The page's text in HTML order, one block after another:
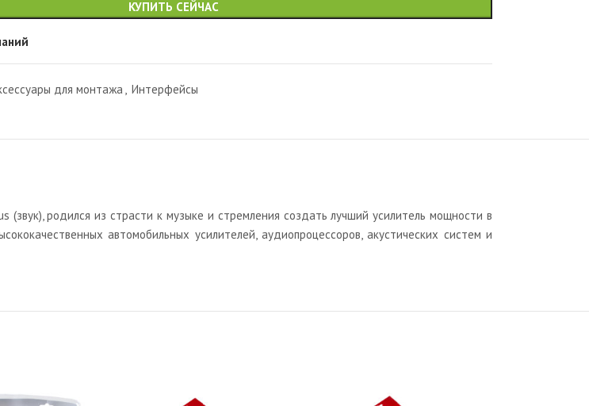
КУПИТЬ СЕЙЧАС
для монтажа , Интерфейсы
родился из страсти к музыке и стремления создать лучший усилитель мощности в
автомобильных усилителей, аудиопроцессоров, акустических систем и